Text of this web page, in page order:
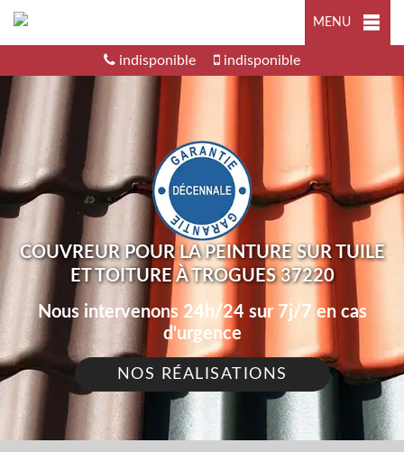
MENU
indisponible indisponible
COUVREUR POUR LA PEINTURE SUR TUILE
ET TOITURE À TROGUES 37220
Nous intervenons 24h/24 sur 7j/7 en cas
d'urgence
NOS RÉALISATIONS